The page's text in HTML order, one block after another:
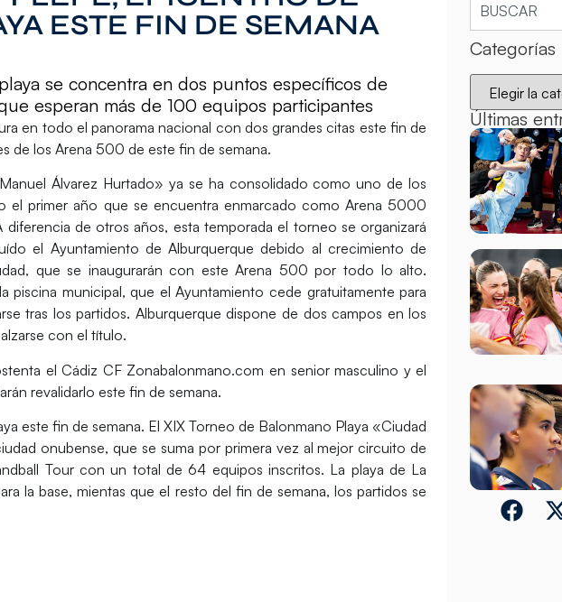
ESTE FIN DE SEMANA
se concentra en dos puntos específicos de
esperan más de 100 equipos participantes
en todo el panorama nacional con dos grandes citas este fin de
de los Arena 500 de este fin de semana.
Álvarez Hurtado» ya se ha consolidado como uno de los
el primer año que se encuentra enmarcado como Arena 5000
de otros años, esta temporada el torneo se organizará
el Ayuntamiento de Alburquerque debido al crecimiento de
que se inaugurarán con este Arena 500 por todo lo alto.
piscina municipal, que el Ayuntamiento cede gratuitamente para
tras los partidos. Alburquerque dispone de dos campos en los
con el título.
el Cádiz CF Zonabalonmano.com en senior masculino y el
revalidarlo este fin de semana.
este fin de semana. El XIX Torneo de Balonmano Playa «Ciudad
onubense, que se suma por primera vez al mejor circuito de
Tour con un total de 64 equipos inscritos. La playa de La
la base, mientas que el resto del fin de semana, los partidos se
Categorías
Últimas